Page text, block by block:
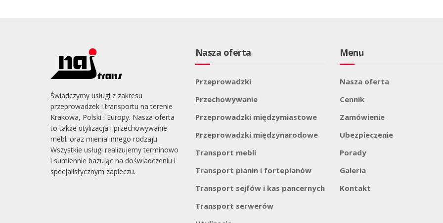
Świadczymy usługi z zakresu
przeprowadzek i transportu na terenie
Krakowa, Polski i Europy. Nasza oferta
to także utylizacja i przechowywanie
mebli oraz mienia innego rodzaju.
Wszystkie usługi realizujemy terminowo
i sumiennie bazując na doświadczeniu i
specjalistycznym zapleczu.
Nasza oferta
Przeprowadzki
Przechowywanie
Przeprowadzki międzymiastowe
Przeprowadzki międzynarodowe
Transport mebli
Transport pianin i fortepianów
Transport sejfów i kas pancernych
Transport serwerów
Menu
Nasza oferta
Cennik
Zamówienie
Ubezpieczenie
Porady
Galeria
Kontakt